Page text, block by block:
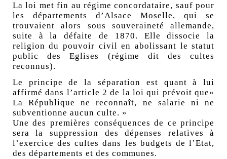
La loi met fin au régime concordataire, sauf pour
les départements d’Alsace Moselle, qui se
trouvaient alors sous souveraineté allemande,
suite à la défaite de 1870. Elle dissocie la
religion du pouvoir civil en abolissant le statut
public des Eglises (régime dit des cultes
reconnus).
Le principe de la séparation est quant à lui
affirmé dans l’article 2 de la loi qui prévoit que«
La République ne reconnaît, ne salarie ni ne
subventionne aucun culte. »
Une des premières conséquences de ce principe
sera la suppression des dépenses relatives à
l’exercice des cultes dans les budgets de l’Etat,
des départements et des communes.